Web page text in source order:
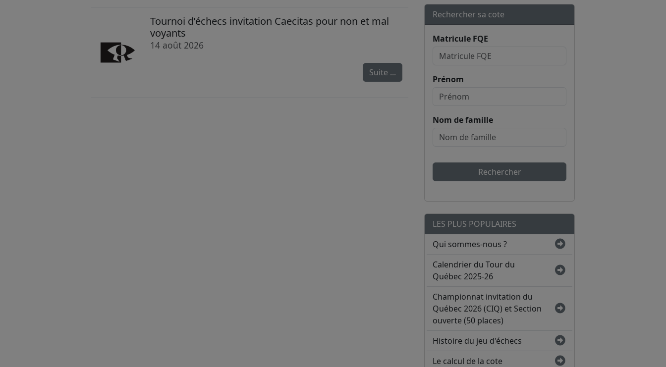
Tournoi d’échecs invitation Caecitas pour non et mal
voyants
14 août 2026
Suite ...
Rechercher sa cote
Matricule FQE
Prénom
Nom de famille
Rechercher
LES PLUS POPULAIRES
Qui sommes-nous ?
Calendrier du Tour du
Québec 2025-26
Championnat invitation du
Québec 2026 (CIQ) et Section
ouverte (50 places)
Histoire du jeu d'échecs
Le calcul de la cote